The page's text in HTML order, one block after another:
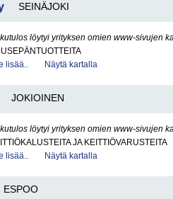
SEINÄJOKI
löytyi yrityksen omien www-sivujen
lisää..
Näytä kartalla
JOKIOINEN
löytyi yrityksen omien www-sivujen
JA KEITTIÖVARUSTEITA
lisää..
Näytä kartalla
ESPOO